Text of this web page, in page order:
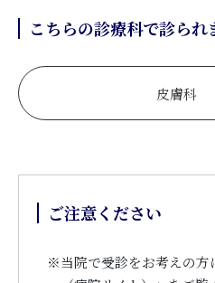
こちらの診療科で診られ
皮膚科
ご注意ください
※当院で受診をお考えの